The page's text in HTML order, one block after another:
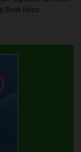
Book físico.